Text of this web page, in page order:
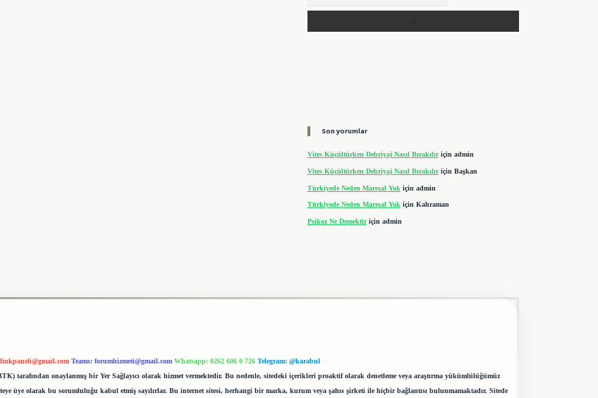
Son yorumlar
Vites Küçültürken Debriyaj Nasıl Bırakılıriçin admin
Vites Küçültürken Debriyaj Nasıl Bırakılıriçin Başkan
Türkiyede Neden Mareşal Yok için admin
Türkiyede Neden Mareşal Yok için Kahraman
Psikoz Ne Demektiriçin admin
Teams: forumhizmeti@gmail.com Whatsapp: 0262 606 0 726 Telegram: @karabul
tarafından onaylanmış bir Yer Sağlayıcı olarak hizmet vermektedir. Bu nedenle, sitedeki içerikleri proaktif olarak denetleme veya araştırma yükümlülüğümüz
üye olarak bu sorumluluğu kabul etmiş sayılırlar. Bu internet sitesi, herhangi bir marka, kurum veya şahıs şirketi ile hiçbir bağlantısı bulunmamaktadır. Sitede